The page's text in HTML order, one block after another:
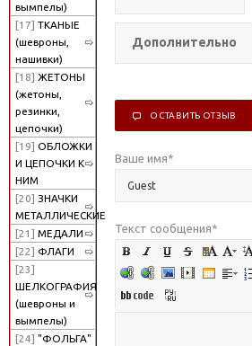
вымпелы)
[17] ТКАНЫЕ
(шевроны,
нашивки)
[18] ЖЕТОНЫ
(жетоны,
резинки,
цепочки)
[19] ОБЛОЖКИ
И ЦЕПОЧКИ К
НИМ
[20] ЗНАЧКИ
МЕТАЛЛИЧЕСКИЕ
[21] МЕДАЛИ
[22] ФЛАГИ
[23]
ШЕЛКОГРАФИЯ
(шевроны и
вымпелы)
[24] "ФОЛЬГА"
Дополнительно
ОСТАВИТЬ ОТЗЫВ
Ваше имя*
Текст сообщения*